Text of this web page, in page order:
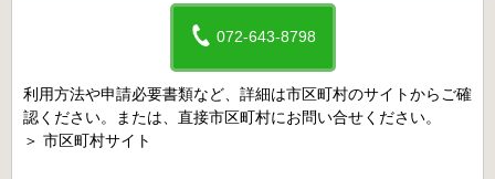
072-643-8798
利用方法や申請必要書類など、詳細は市区町村のサイトからご確
認ください。または、直接市区町村にお問い合せください。
＞ 市区町村サイト